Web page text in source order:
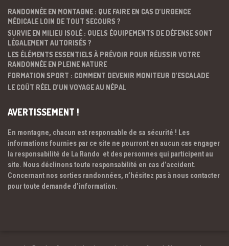
RANDONNÉE EN MONTAGNE : QUE FAIRE EN CAS D’URGENCE
MÉDICALE LOIN DE TOUT SECOURS ?
SURVIE EN MILIEU ISOLÉ : QUELS ÉQUIPEMENTS DE DÉFENSE SONT
LÉGALEMENT AUTORISÉS ?
LES ÉLÉMENTS ESSENTIELS À PRÉVOIR POUR RÉUSSIR VOTRE
RANDONNÉE EN PLEINE NATURE
FORMATION SPORT : COMMENT DEVENIR MONITEUR D’ESCALADE
LE COÛT RÉEL D’UN VOYAGE AU NÉPAL
AVERTISSEMENT !
En montagne, chacun est responsable de sa sécurité ! Les
informations fournies par ce site ne pourront en aucun cas engager
la responsabilité de La Rando et des personnes qui participent au
site. Nous déclinons toute responsabilité en cas d’accident.
Concernant nos sorties randonnées, n’hésitez pas à nous contacter
pour toute demande d’information.